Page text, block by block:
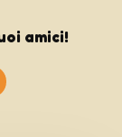
amici!